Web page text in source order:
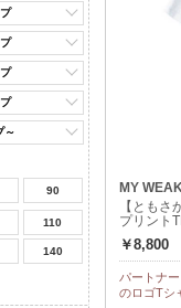
～
90
110
140
MY
【とも
プリント
￥8,800
パートナ
のロゴTシ